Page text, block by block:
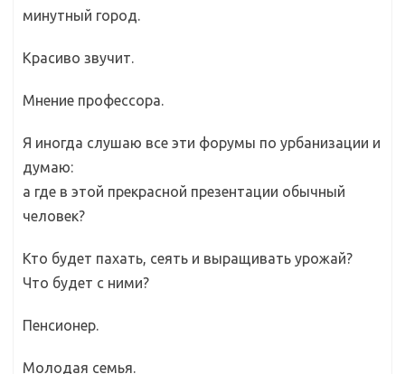
минутный город.
Красиво звучит.
Мнение профессора.
Я иногда слушаю все эти форумы по урбанизации и
думаю:
а где в этой прекрасной презентации обычный
человек?
Кто будет пахать, сеять и выращивать урожай?
Что будет с ними?
Пенсионер.
Молодая семья.